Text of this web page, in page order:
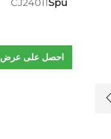
Spu
CJ24011
احصل على عرض